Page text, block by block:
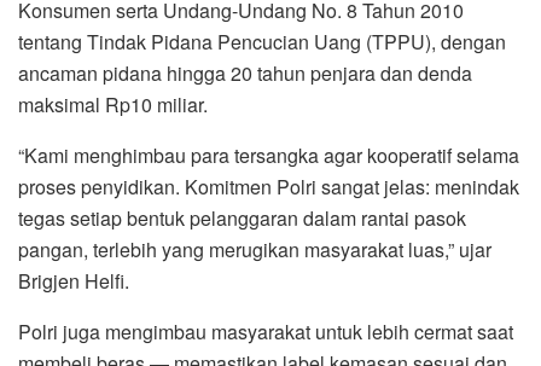
Konsumen serta Undang-Undang No. 8 Tahun 2010
tentang Tindak Pidana Pencucian Uang (TPPU), dengan
ancaman pidana hingga 20 tahun penjara dan denda
maksimal Rp10 miliar.
“Kami menghimbau para tersangka agar kooperatif selama
proses penyidikan. Komitmen Polri sangat jelas: menindak
tegas setiap bentuk pelanggaran dalam rantai pasok
pangan, terlebih yang merugikan masyarakat luas,” ujar
Brigjen Helfi.
Polri juga mengimbau masyarakat untuk lebih cermat saat